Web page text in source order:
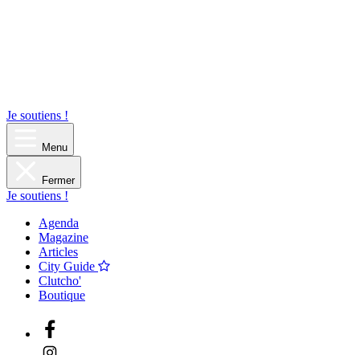
Je soutiens !
Menu
Fermer
Je soutiens !
Agenda
Magazine
Articles
City Guide
Clutcho'
Boutique